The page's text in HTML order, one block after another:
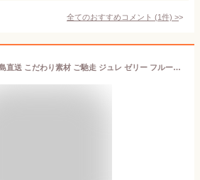
全てのおすすめコメント (1件) >
ゼリーギフト 小豆島直送 こだわり素材 ご馳走 ジュレ ゼリー フルーツ 国産 スイーツ デザート ジュレ3種9個セット 小豆島オリーブ 瀬戸内レモン 愛媛みかん オリーブアイランド oliveisland